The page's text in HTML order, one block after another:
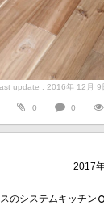
update : 2016年 12月 9
0 0
2017
のシステムキッチン